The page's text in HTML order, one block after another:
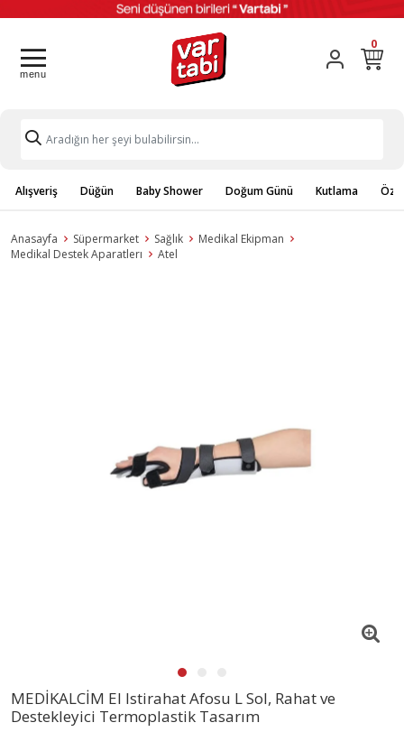
0
Alışveriş Düğün Baby Shower Doğum Günü Kutlama
Anasayfa Süpermarket Sağlık
Medikal Ekipman
Medikal Destek Aparatlerı
Atel
MEDİKALCİM El Istirahat Afosu L Sol, Rahat ve
Destekleyici Termoplastik Tasarım